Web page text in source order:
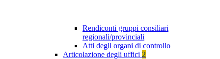
Rendiconti gruppi consiliari
regionali/provinciali
Atti degli organi di controllo
Articolazione degli uffici 2